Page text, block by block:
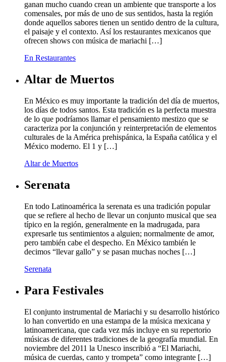
ganan mucho cuando crean un ambiente que transporte a los
comensales, por más de uno de sus sentidos, hasta la región
donde aquellos sabores tienen un sentido dentro de la cultura,
el paisaje y el contexto. Así los restaurantes mexicanos que
ofrecen shows con música de mariachi […]
En Restaurantes
Altar de Muertos
En México es muy importante la tradición del día de muertos,
los días de todos santos. Esta tradición es la perfecta muestra
de lo que podríamos llamar el pensamiento mestizo que se
caracteriza por la conjunción y reinterpretación de elementos
culturales de la América prehispánica, la España católica y el
México moderno. El 1 y […]
Altar de Muertos
Serenata
En todo Latinoamérica la serenata es una tradición popular
que se refiere al hecho de llevar un conjunto musical que sea
típico en la región, generalmente en la madrugada, para
expresarle tus sentimientos a alguien; normalmente de amor,
pero también cabe el despecho. En México también le
decimos “llevar gallo” y se pasan muchas noches […]
Serenata
Para Festivales
El conjunto instrumental de Mariachi y su desarrollo histórico
lo han convertido en una estampa de la música mexicana y
latinoamericana, que cada vez más incluye en su repertorio
músicas de diferentes tradiciones de la geografía mundial. En
noviembre del 2011 la Unesco inscribió a “El Mariachi,
música de cuerdas, canto y trompeta” como integrante […]